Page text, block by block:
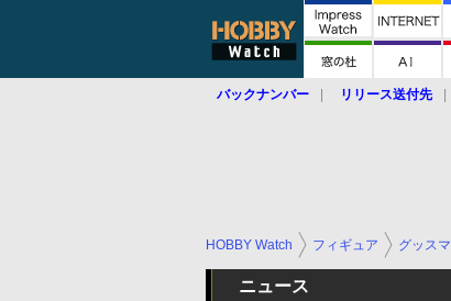
バックナンバー リリース送付先
HOBBY Watch フィギュア グッスマ
ニュース